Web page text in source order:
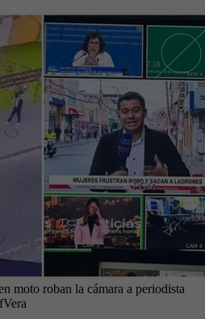
moto roban la cámara a periodista